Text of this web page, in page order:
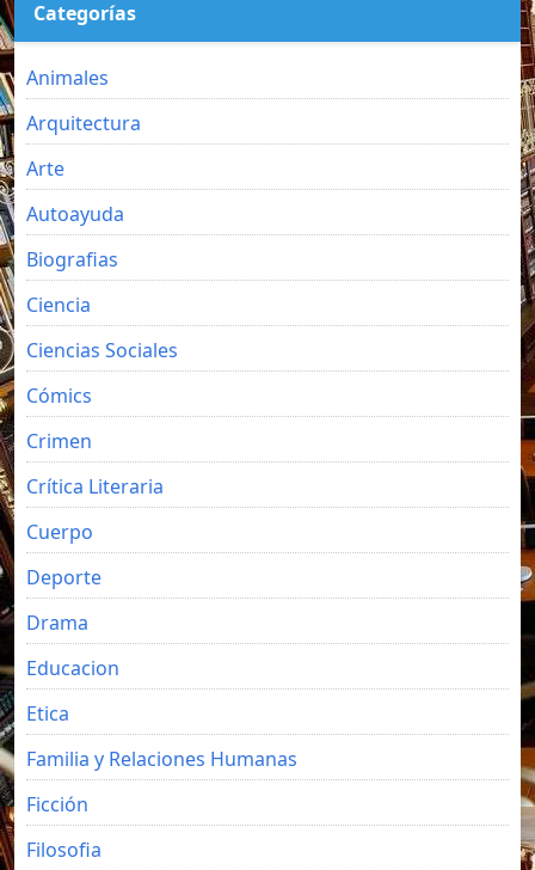
Categorías
Animales
Arquitectura
Arte
Autoayuda
Biografias
Ciencia
Ciencias Sociales
Cómics
Crimen
Crítica Literaria
Cuerpo
Deporte
Drama
Educacion
Etica
Familia y Relaciones Humanas
Ficción
Filosofia